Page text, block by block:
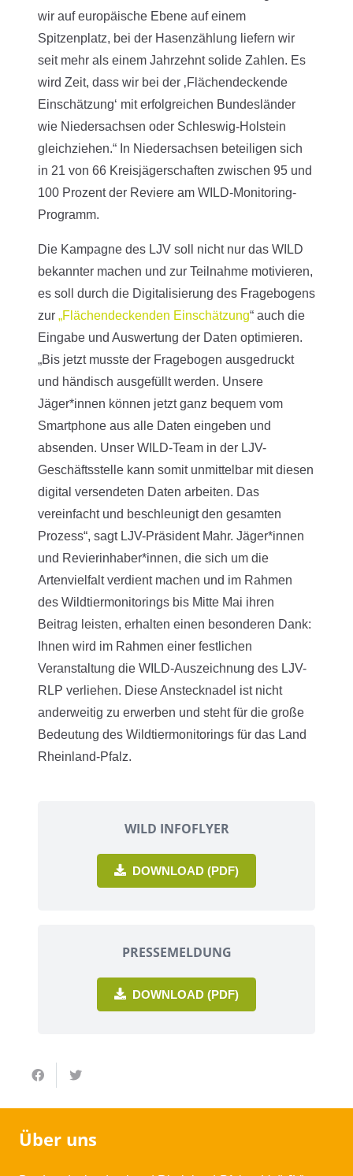
wir auf europäische Ebene auf einem
Spitzenplatz, bei der Hasenzählung liefern wir
seit mehr als einem Jahrzehnt solide Zahlen. Es
wird Zeit, dass wir bei der ‚Flächendeckende
Einschätzung‘ mit erfolgreichen Bundesländer
wie Niedersachsen oder Schleswig-Holstein
gleichziehen.“ In Niedersachsen beteiligen sich
in 21 von 66 Kreisjägerschaften zwischen 95 und
100 Prozent der Reviere am WILD-Monitoring-
Programm.
Die Kampagne des LJV soll nicht nur das WILD
bekannter machen und zur Teilnahme motivieren,
es soll durch die Digitalisierung des Fragebogens
zur „Flächendeckenden Einschätzung“ auch die
Eingabe und Auswertung der Daten optimieren.
„Bis jetzt musste der Fragebogen ausgedruckt
und händisch ausgefüllt werden. Unsere
Jäger*innen können jetzt ganz bequem vom
Smartphone aus alle Daten eingeben und
absenden. Unser WILD-Team in der LJV-
Geschäftsstelle kann somit unmittelbar mit diesen
digital versendeten Daten arbeiten. Das
vereinfacht und beschleunigt den gesamten
Prozess“, sagt LJV-Präsident Mahr. Jäger*innen
und Revierinhaber*innen, die sich um die
Artenvielfalt verdient machen und im Rahmen
des Wildtiermonitorings bis Mitte Mai ihren
Beitrag leisten, erhalten einen besonderen Dank:
Ihnen wird im Rahmen einer festlichen
Veranstaltung die WILD-Auszeichnung des LJV-
RLP verliehen. Diese Anstecknadel ist nicht
anderweitig zu erwerben und steht für die große
Bedeutung des Wildtiermonitorings für das Land
Rheinland-Pfalz.
WILD INFOFLYER
DOWNLOAD (PDF)
PRESSEMELDUNG
DOWNLOAD (PDF)
Über uns